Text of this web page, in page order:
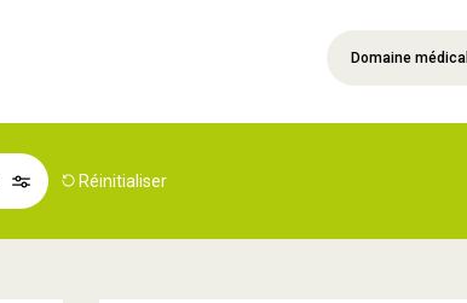
Domaine médical
Réinitialiser